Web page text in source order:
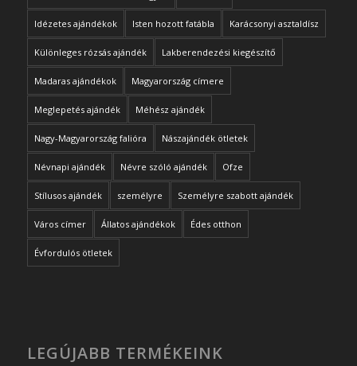
Idézetes ajándékok Isten hozott fatábla Karácsonyi asztaldísz
Különleges rózsás ajándék Lakberendezési kiegészítő
Madaras ajándékok Magyarország címere
Meglepetés ajándék Méhész ajándék
Nagy-Magyarország falióra Nászajándék ötletek
Névnapi ajándék Névre szóló ajándék Ofze
Stílusos ajándék személyre Személyre szabott ajándék
Város címer Állatos ajándékok Édes otthon
Évfordulós ötletek
LEGÚJABB TERMÉKEINK